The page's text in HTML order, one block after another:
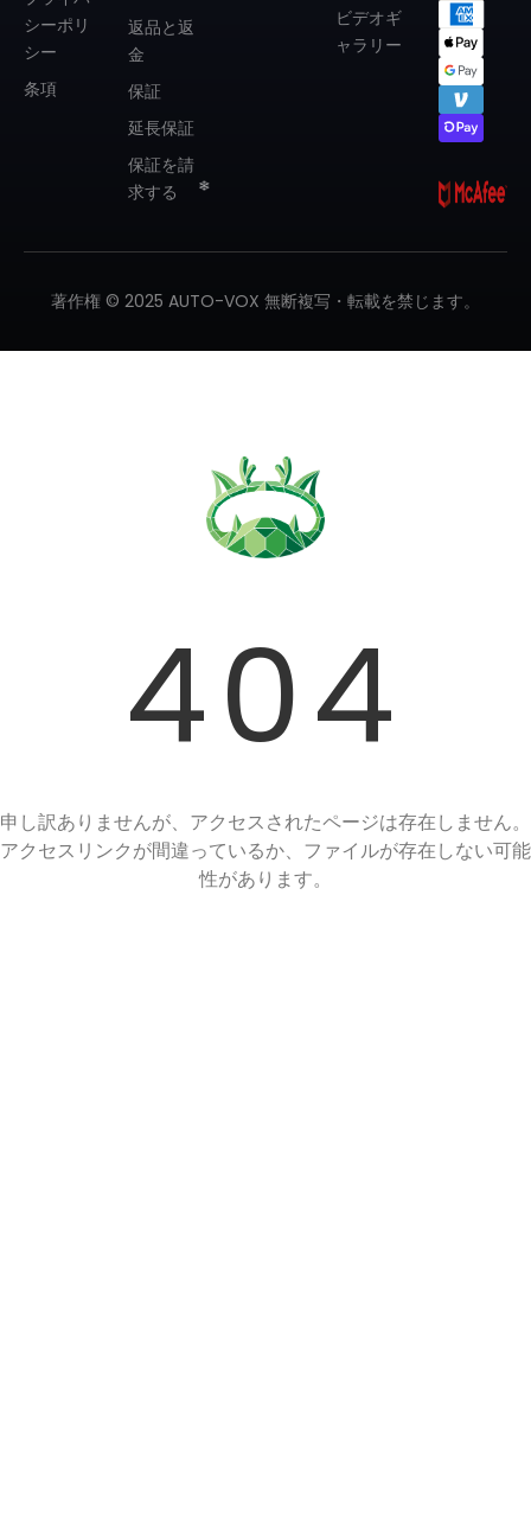
シーポリ
シー
条項
返品と返
金
保証
延長保証
保証を請
求する
ビデオギ
ャラリー
著作権 © 2025 AUTO-VOX 無断複写・転載を禁じます。
404
申し訳ありませんが、アクセスされたページは存在しません。
アクセスリンクが間違っているか、ファイルが存在しない可能
性があります。
❄